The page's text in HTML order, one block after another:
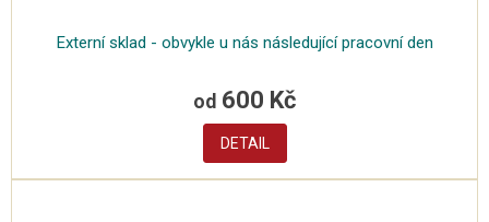
Externí sklad - obvykle u nás následující pracovní den
od 600 Kč
DETAIL